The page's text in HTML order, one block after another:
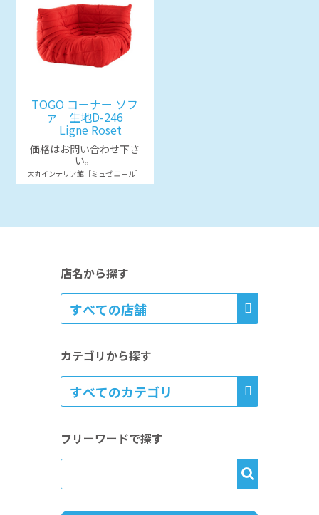
TOGO コーナー ソフ
ァ 生地D-246
Ligne Roset
価格はお問い合わせ下さ
い。
大丸インテリア館［ミュゼ エール］
店名から探す
カテゴリから探す
フリーワードで探す